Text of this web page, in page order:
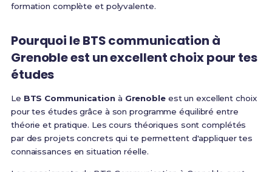
formation complète et polyvalente.
Pourquoi le BTS communication à
Grenoble est un excellent choix pour tes
études
Le BTS Communicationà Grenobleest un excellent choix
pour tes études grâce à son programme équilibré entre
théorie et pratique. Les cours théoriques sont complétés
par des projets concrets qui te permettent d'appliquer tes
connaissances en situation réelle.